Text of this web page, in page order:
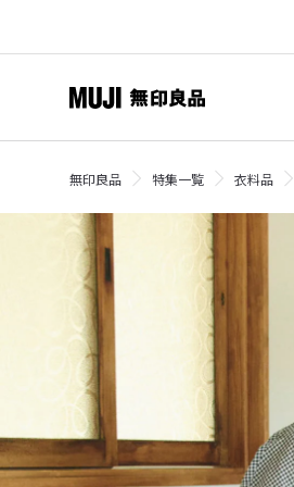
無印良品 特集一覧 衣料品